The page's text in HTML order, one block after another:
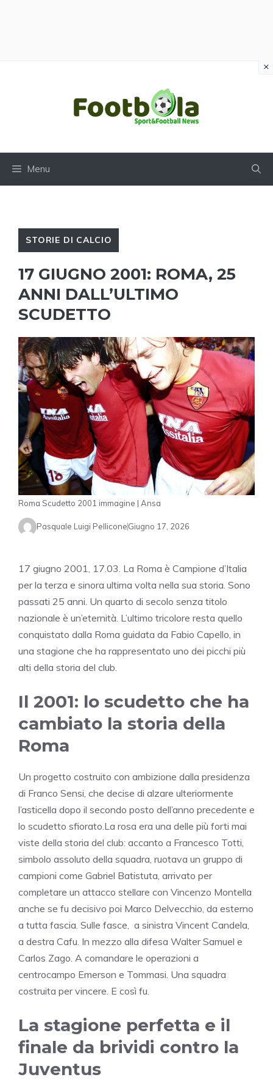
Menu
STORIE DI CALCIO
17 GIUGNO 2001: ROMA, 25
ANNI DALL’ULTIMO
SCUDETTO
Roma Scudetto 2001 immagine | Ansa
Pasquale Luigi PelliconeGiugno 17, 2026
17 giugno 2001, 17.03. La Roma è Campione d’Italia
per la terza e sinora ultima volta nella sua storia. Sono
passati 25 anni. Un quarto di secolo senza titolo
nazionale è un’eternità. L’ultimo tricolore resta quello
conquistato dalla Roma guidata da Fabio Capello, in
una stagione che ha rappresentato uno dei picchi più
alti della storia del club.
Il 2001: lo scudetto che ha
cambiato la storia della
Roma
Un progetto costruito con ambizione dalla presidenza
di Franco Sensi, che decise di alzare ulteriormente
l’asticella dopo il secondo posto dell’anno precedente e
lo scudetto sfiorato.La rosa era una delle più forti mai
viste della storia del club: accanto a Francesco Totti,
simbolo assoluto della squadra, ruotava un gruppo di
campioni come Gabriel Batistuta, arrivato per
completare un attacco stellare con Vincenzo Montella
anche se fu decisivo poi Marco Delvecchio, da esterno
a tutta fascia. Sulle fasce, a sinistra Vincent Candela,
a destra Cafu. In mezzo alla difesa Walter Samuel e
Carlos Zago. A comandare le operazioni a
centrocampo Emerson e Tommasi. Una squadra
costruita per vincere. E così fu.
La stagione perfetta e il
finale da brividi contro la
Juventus
×